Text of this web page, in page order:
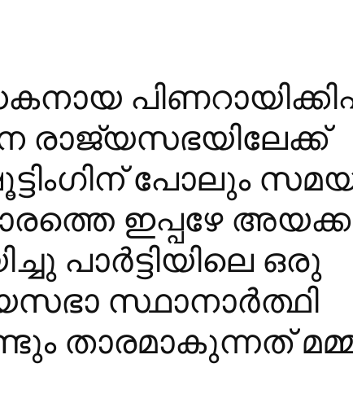
രാജ്യസഭയിലേക്ക്
പോലും
ഇപ്പഴേ
പാര്‍ട്ടിയിലെ ഒരു
സ്ഥാനാര്‍ത്ഥി
താരമാകുന്നത്